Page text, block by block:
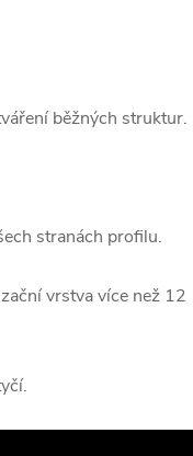
běžných struktur.
stranách profilu.
vrstva více než 12